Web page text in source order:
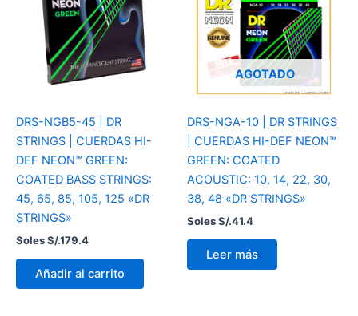
DRS-NGB5-45 | DR
STRINGS | CUERDAS HI-
DEF NEON™ GREEN:
COATED BASS STRINGS:
45, 65, 85, 105, 125 «DR
STRINGS»
Soles S/.179.4
Añadir al carrito
AGOTADO
DRS-NGA-10 | DR STRINGS
| CUERDAS HI-DEF NEON™
GREEN: COATED
ACOUSTIC: 10, 14, 22, 30,
38, 48 «DR STRINGS»
Soles S/.41.4
Leer más